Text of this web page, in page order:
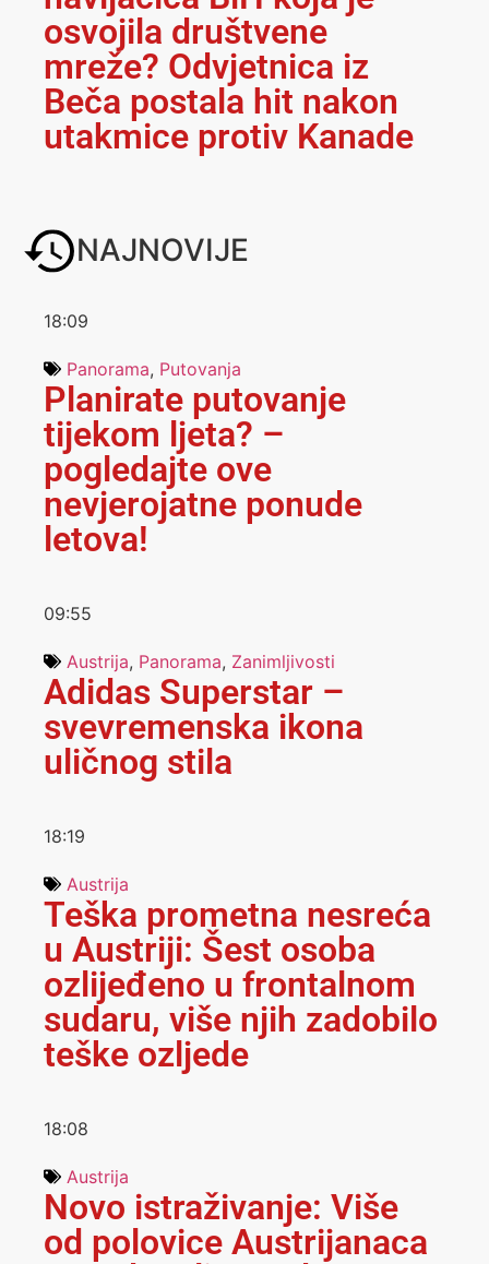
osvojila društvene
mreže? Odvjetnica iz
Beča postala hit nakon
utakmice protiv Kanade
NAJNOVIJE
18:09
Panorama, Putovanja
Planirate putovanje
tijekom ljeta? –
pogledajte ove
nevjerojatne ponude
letova!
09:55
Austrija, Panorama, Zanimljivosti
Adidas Superstar –
svevremenska ikona
uličnog stila
18:19
Austrija
Teška prometna nesreća
u Austriji: Šest osoba
ozlijeđeno u frontalnom
sudaru, više njih zadobilo
teške ozljede
18:08
Austrija
Novo istraživanje: Više
od polovice Austrijanaca